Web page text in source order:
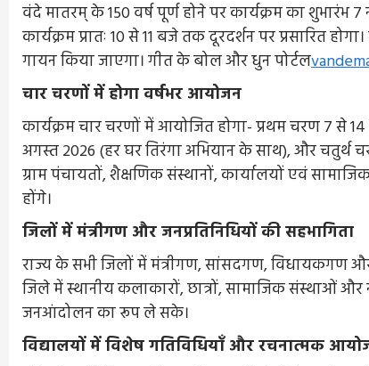
वंदे मातरम् के 150 वर्ष पूर्ण होने पर कार्यक्रम का शुभारंभ 7
कार्यक्रम प्रातः 10 से 11 बजे तक दूरदर्शन पर प्रसारित
गायन किया जाएगा। गीत के बोल और धुन पोर्टल
चार चरणों में होगा वर्षभर आयोजन
कार्यक्रम चार चरणों में आयोजित होगा- प्रथम चरण 7 से
अगस्त 2026 (हर घर तिरंगा अभियान के साथ), और चतुर्थ
ग्राम पंचायतों, शैक्षणिक संस्थानों, कार्यालयों एवं
होंगे।
जिलों में मंत्रीगण और जनप्रतिनिधियों की सहभागिता
राज्य के सभी जिलों में मंत्रीगण, सांसदगण, विधायकगण और
जिले में स्थानीय कलाकारों, छात्रों, सामाजिक संस्थाओं
जनआंदोलन का रूप ले सके।
विद्यालयों में विशेष गतिविधियाँ और रचनात्मक